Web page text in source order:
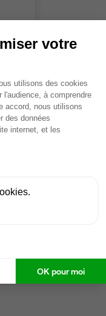
votre
duutilisons des cookies
à comprendre
accord, nous utilisons
des données
internet, et les
OK pour moi